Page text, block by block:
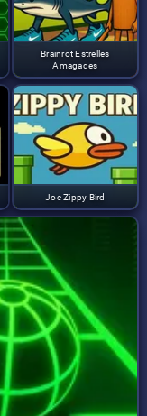
Brainrot Estrelles
Amagades
Joc Zippy Bird